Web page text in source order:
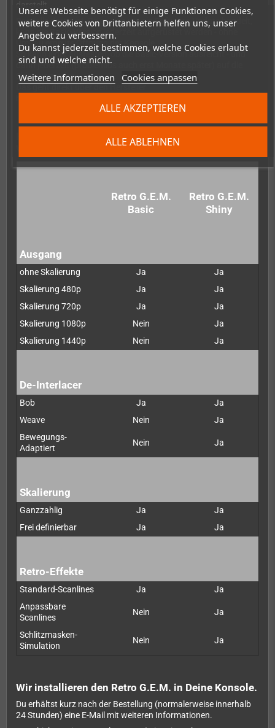
Unsere Webseite benötigt für einige Funktionen Cookies,
weitere Cookies von Drittanbietern helfen uns, unser
Angebot zu verbessern.
Du kannst jederzeit bestimmen, welche Cookies erlaubt
sind und welche nicht.
Weitere Informationen Cookies anpassen
ALLE ABLEHNEN
ALLE AKZEPTIEREN
Das tolle daran ist: Da es sich um ein Software-Update handelt,
kann die Basic-Version jederzeit aufgerüstet werden - ohne
Umbau erneute Öffnung der Konsole.
So kann jeder austesten, ob die Basic-Version ausreicht - und
dann jederzeit (problemlos auch erst Monate später) auf die
Shiny upgraden.
Das geht direkt über den Hersteller
Hier ein Vergleich der Basic-Version zur Shiny-
Retro G.E.M.
Basic
Retro G.E.M.
Shiny
Ausgang
ohne Skalierung Ja
Ja
Skalierung 480p
Ja
Ja
Skalierung 720p
Ja
Ja
Skalierung 1080p
Nein
Ja
Skalierung 1440p
Nein Ja
De-Interlacer
Bob Ja
Ja
Weave
Nein
Ja
Bewegungs-
Adaptiert
Nein Ja
Skalierung
Ganzzahlig Ja
Ja
Frei definierbar
Ja Ja
Retro-Effekte
Standard-Scanlines Ja
Ja
Anpassbare
Scanlines
Nein Ja
Schlitzmasken-
Simulation
Nein Ja
Wir installieren den Retro G.E.M. in Deine Konsole.
Du erhältst kurz nach der Bestellung (normalerweise innerhalb
24 Stunden) eine E-Mail mit weiteren Informationen.